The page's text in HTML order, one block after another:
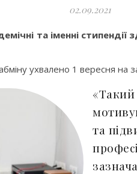
02.09.2021
та іменні
ухвалено 1 вересня на
та